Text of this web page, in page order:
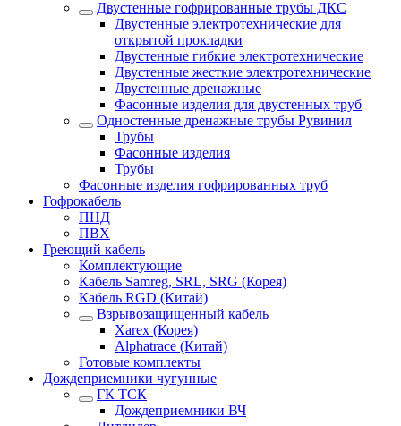
Двустенные гофрированные трубы ДКС
Двустенные электротехнические для
открытой прокладки
Двустенные гибкие электротехнические
Двустенные жесткие электротехнические
Двустенные дренажные
Фасонные изделия для двустенных труб
Одностенные дренажные трубы Рувинил
Трубы
Фасонные изделия
Трубы
Фасонные изделия гофрированных труб
Гофрокабель
ПНД
ПВХ
Греющий кабель
Комплектующие
Кабель Samreg, SRL, SRG (Корея)
Кабель RGD (Китай)
Взрывозащищенный кабель
Xarex (Корея)
Alphatrace (Китай)
Готовые комплекты
Дождеприемники чугунные
ГК ТСК
Дождеприемники ВЧ